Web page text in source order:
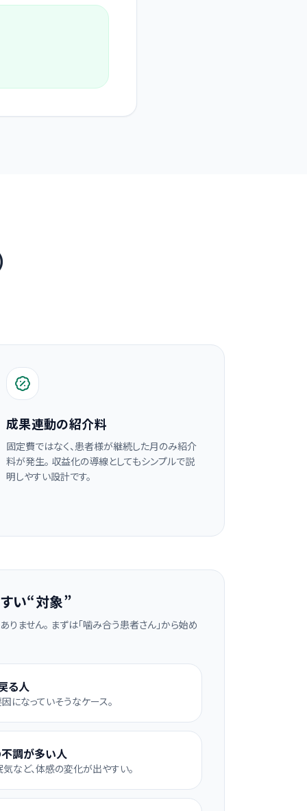
成果連動の紹介料
固定費ではなく、患者様が継続した月のみ紹介
料が発生。 収益化の導線としてもシンプルで説
明しやすい設計です。
い“対象”
ません。 まずは「噛み合う患者さん」から始め
る人
になっていそうなケース。
調が多い人
など、体感の変化が出やすい。